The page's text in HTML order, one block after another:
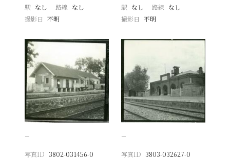
駅 なし 路線 なし
撮影日
不明
駅 なし 路線 なし
撮影日 不明
−
写真ID 3802-031456-0
−
写真ID 3803-032627-0